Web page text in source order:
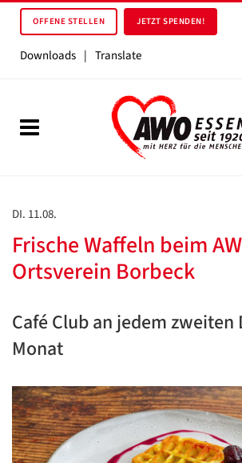
OFFENE STELLEN JETZT SPENDEN!
Downloads | Translate
DI. 11.08.
Frische Waffeln beim
Ortsverein Borbeck
Café Club an jedem zweiten
Monat